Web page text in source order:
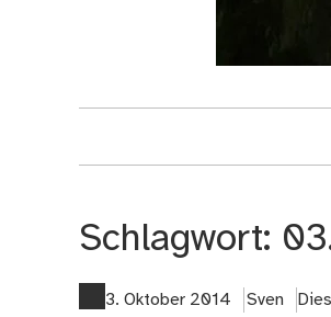
Schlagwort:
3. Oktober 2014 Sven